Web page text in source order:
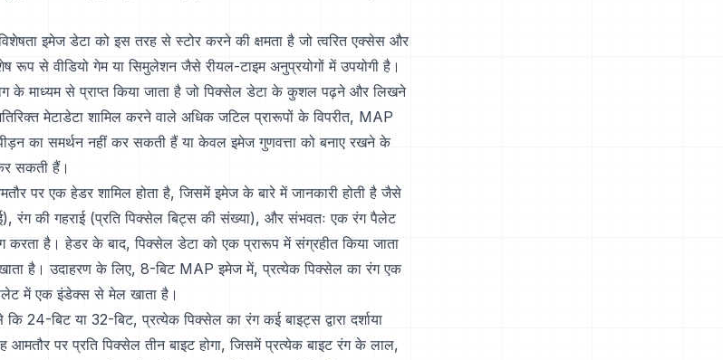
इमेज डेटा को इस तरह से स्टोर करने की क्षमता है जो त्वरित एक्सेस और
से वीडियो गेम या सिमुलेशन जैसे रीयल-टाइम अनुप्रयोगों में उपयोगी है।
के माध्यम से प्राप्त किया जाता है जो पिक्सेल डेटा के कुशल पढ़ने और लिखने
मेटाडेटा शामिल करने वाले अधिक जटिल प्रारूपों के विपरीत, MAP
का समर्थन नहीं कर सकती हैं या केवल इमेज गुणवत्ता को बनाए रखने के
सकती हैं।
पर एक हेडर शामिल होता है, जिसमें इमेज के बारे में जानकारी होती है जैसे
रंग की गहराई (प्रति पिक्सेल बिट्स की संख्या), और संभवतः एक रंग पैलेट
करता है। हेडर के बाद, पिक्सेल डेटा को एक प्रारूप में संग्रहीत किया जाता
खाता है। उदाहरण के लिए, 8-बिट MAP इमेज में, प्रत्येक पिक्सेल का रंग एक
पैलेट में एक इंडेक्स से मेल खाता है।
24-बिट या 32-बिट, प्रत्येक पिक्सेल का रंग कई बाइट्स द्वारा दर्शाया
पर प्रति पिक्सेल तीन बाइट होगा, जिसमें प्रत्येक बाइट रंग के लाल,